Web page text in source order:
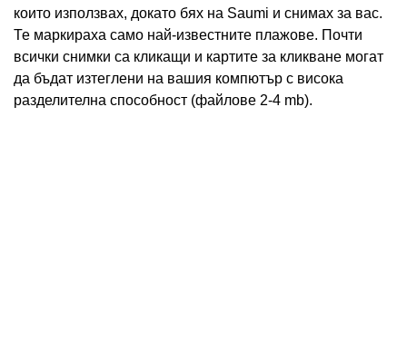
които използвах, докато бях на Saumi и снимах за вас.
Те маркираха само най-известните плажове. Почти
всички снимки са кликащи и картите за кликване могат
да бъдат изтеглени на вашия компютър с висока
разделителна способност (файлове 2-4 mb).